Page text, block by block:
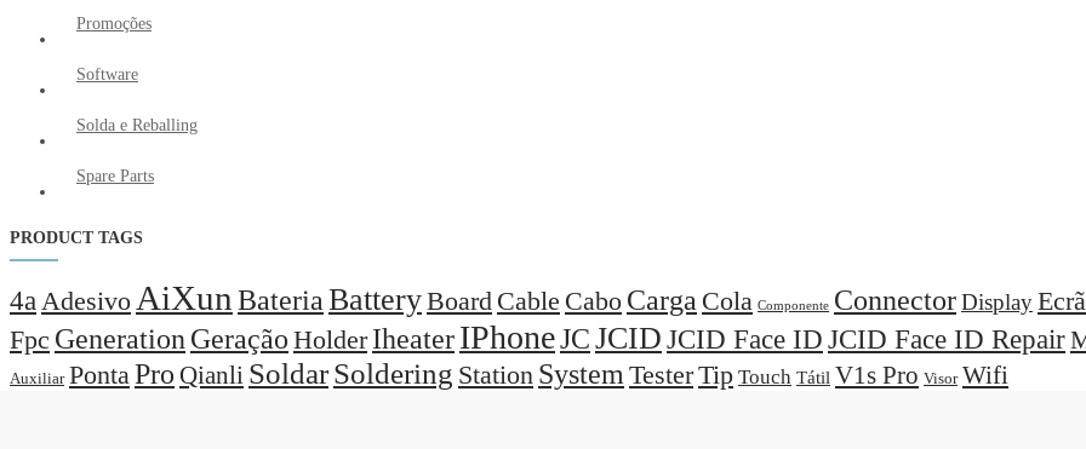
Promoções
Software
Solda e Reballing
Spare Parts
PRODUCT TAGS
4aAdesivoAiXunBateriaBatteryBoard Cable Cabo Carga Cola Componente ConnectorDisplayEcrã
Fpc GenerationGeração Holder IheaterIPhoneJCJCIDJCID Face IDJCID Face ID Repair
Auxiliar PontaPro Qianli SoldarSoldering Station SystemTesterTip Touch Tátil V1s Pro Visor Wifi